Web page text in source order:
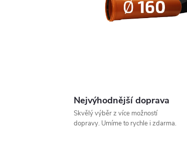
Nejvýhodnější doprava
Skvělý výběr z více možností
dopravy. Umíme to rychle i zdarma.